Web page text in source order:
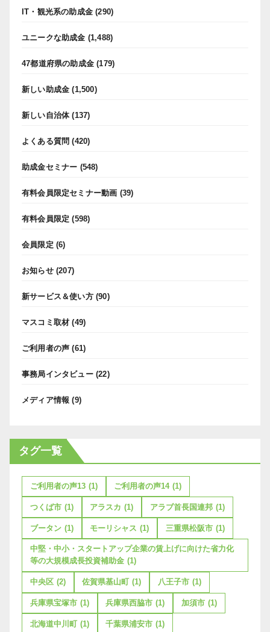
IT・観光系の助成金 (290)
ユニークな助成金 (1,488)
47都道府県の助成金 (179)
新しい助成金 (1,500)
新しい自治体(137)
よくある質問 (420)
助成金セミナー (548)
有料会員限定セミナー動画 (39)
有料会員限定 (598)
会員限定 (6)
お知らせ(207)
新サービス＆使い方(90)
マスコミ取材 (49)
ご利用者の声 (61)
事務局インタビュー(22)
メディア情報 (9)
タグ一覧
ご利用者の声13 (1) ご利用者の声14 (1)
つくば市 (1) アラスカ (1) アラブ首長国連邦 (1)
ブータン (1) モーリシャス (1) 三重県松阪市 (1)
中堅・中小・スタートアップ企業の賃上げに向けた省力化
等の大規模成長投資補助金 (1)
中央区 (2) 佐賀県基山町 (1) 八王子市 (1)
兵庫県宝塚市 (1) 兵庫県西脇市 (1) 加須市 (1)
北海道中川町 (1) 千葉県浦安市 (1)